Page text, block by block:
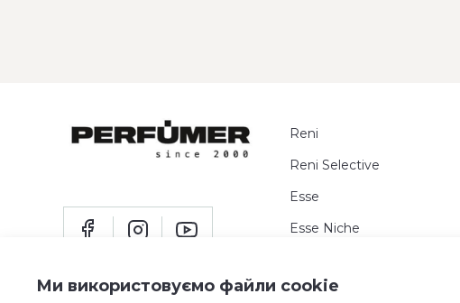
Reni
Reni Selective
Esse
Esse Niche
Ми використовуємо файли cookie